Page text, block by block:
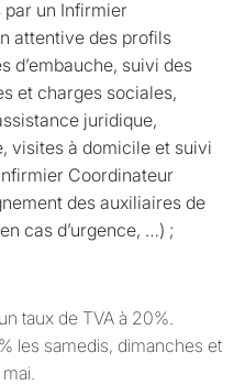
un Infirmier
attentive des profils
d’embauche, suivi des
et charges sociales,
juridique,
visites à domicile et suivi
Coordinateur
des auxiliaires de
cas d’urgence, …) ;
taux de TVA à 20%.
les samedis, dimanches et